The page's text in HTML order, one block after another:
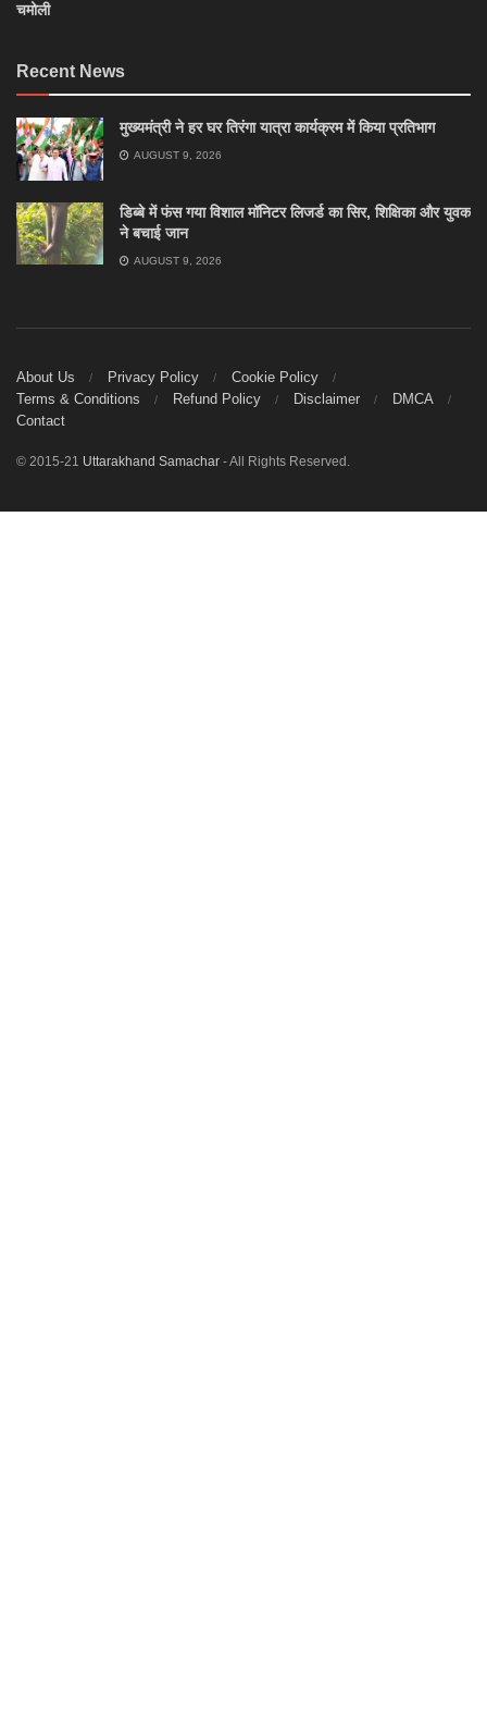
चमोली
Recent News
मुख्यमंत्री ने हर घर तिरंगा यात्रा कार्यक्रम में किया प्रतिभाग
AUGUST 9, 2026
डिब्बे में फंस गया विशाल मॉनिटर लिजर्ड का सिर, शिक्षिका और युवक
ने बचाई जान
AUGUST 9, 2026
About Us Privacy Policy
Cookie Policy
Terms & Conditions
Refund Policy Disclaimer
DMCA
Contact
© 2015-21 Uttarakhand Samachar - All Rights Reserved.